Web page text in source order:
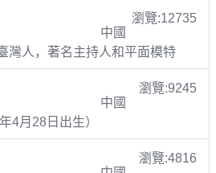
瀏覽:12735
中國
灣人，著名主持人和平面模特
瀏覽:9245
中國
4月28日出生）
瀏覽:4816